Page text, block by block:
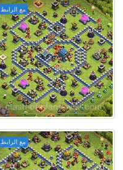
مع الرابط
مع الرابط